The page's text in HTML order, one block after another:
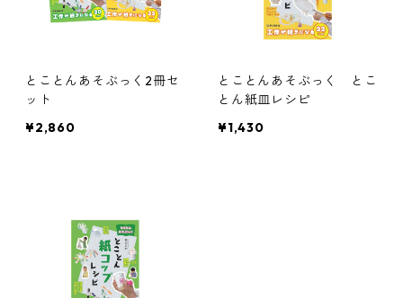
とことんあそぶっく2冊セ
ット
¥2,860
とことんあそぶっく とこ
とん紙皿レシピ
¥1,430